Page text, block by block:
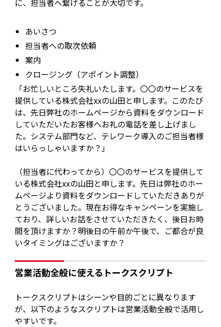
に、担当者へ繋げることが大切です。
あいさつ
担当者への取次依頼
案内
クロージング（アポイント調整）
「お忙しいところ失礼いたします。〇〇のサービスを
提供している株式会社xxの山田と申します。このたび
は、先日弊社のホームページから資料をダウンロード
していただいたお客様へお礼の電話を差し上げまし
た。システム部門など、テレワーク導入のご担当者様
はいらっしゃいますか？」
（担当者に代わってから）〇〇のサービスを提供して
いる株式会社xxの山田と申します。先日は弊社のホー
ムページより資料をダウンロードしていただきありが
とうございました。現在お得なキャンペーンを実施し
ており、詳しいお話をさせていただきたく、後日お時
間を頂けますか？明後日の午前か午後で、ご都合が良
いタイミングはございますか？
営業活動全般に使えるトークスクリプト
トークスクリプトはシーンや目的ごとに異なります
が、以下のようなスクリプトは営業活動全般で活用し
やすいです。